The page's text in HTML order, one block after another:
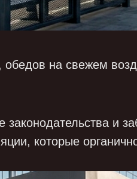
на свежем
и
которые